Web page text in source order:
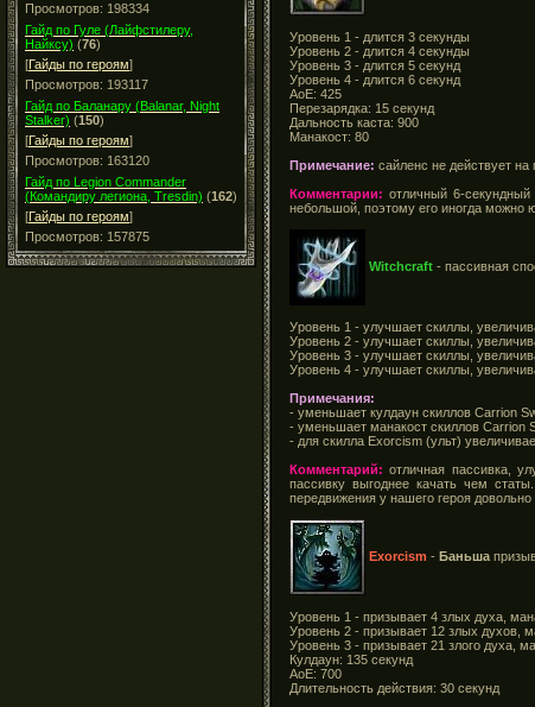
Просмотров: 198334
Гайд по Гуле (Лайфстилеру,
Найксу) (76)
[Гайды по героям]
Просмотров: 193117
Гайд по Баланару (Balanar, Night
Stalker) (150)
[Гайды по героям]
Просмотров: 163120
Гайд по Legion Commander
(Командиру легиона, Tresdin) (162)
[Гайды по героям]
Просмотров: 157875
Уровень 1 - длится 3 секунды
Уровень 2 - длится 4 секунды
Уровень 3 - длится 5 секунд
Уровень 4 - длится 6 секунд
АоЕ: 425
Перезарядка: 15 секунд
Дальность каста: 900
Манакост: 80
Примечание: сайленс не действует
Комментарии: отличный 6-
небольшой, поэтому его иногда можно
Witchcraft - пассивная
Уровень 1 - улучшает скиллы,
Уровень 2 - улучшает скиллы,
Уровень 3 - улучшает скиллы,
Уровень 4 - улучшает скиллы,
Примечания:
- уменьшает кулдаун скиллов Carrion
- уменьшает манакост скиллов Carrion
- для скилла Exorcism (ульт)
Комментарий: отличная пассивка,
пассивку выгоднее качать чем
передвижения у нашего героя
Exorcism - Баньша
Уровень 1 - призывает 4 злых духа,
Уровень 2 - призывает 12 злых духов,
Уровень 3 - призывает 21 злого духа,
Кулдаун: 135 секунд
АоЕ: 700
Длительность действия: 30 секунд